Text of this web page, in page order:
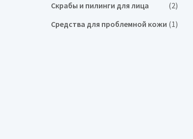
Скрабы и пилинги для лица (2)
Средства для проблемной кожи (1)